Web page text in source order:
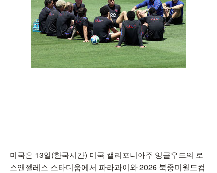
미국은 13일(한국시간) 미국 캘리포니아주 잉글우드의 로
스앤젤레스 스타디움에서 파라과이와 2026 북중미월드컵